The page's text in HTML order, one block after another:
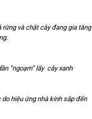
và chặt cây đang gia
“ngoạm” lấy cây xanh
hiệu ứng nhà kính sắp đến